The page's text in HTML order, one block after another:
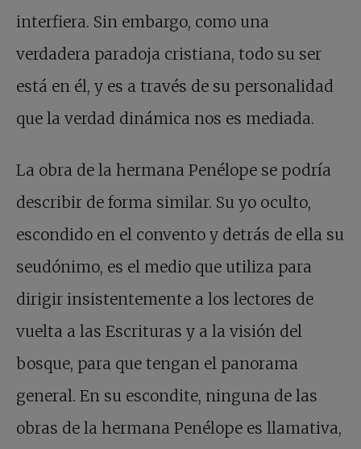
interfiera. Sin embargo, como una
verdadera paradoja cristiana, todo su ser
está en él, y es a través de su personalidad
que la verdad dinámica nos es mediada.
La obra de la hermana Penélope se podría
describir de forma similar. Su yo oculto,
escondido en el convento y detrás de ella su
seudónimo, es el medio que utiliza para
dirigir insistentemente a los lectores de
vuelta a las Escrituras y a la visión del
bosque, para que tengan el panorama
general. En su escondite, ninguna de las
obras de la hermana Penélope es llamativa,